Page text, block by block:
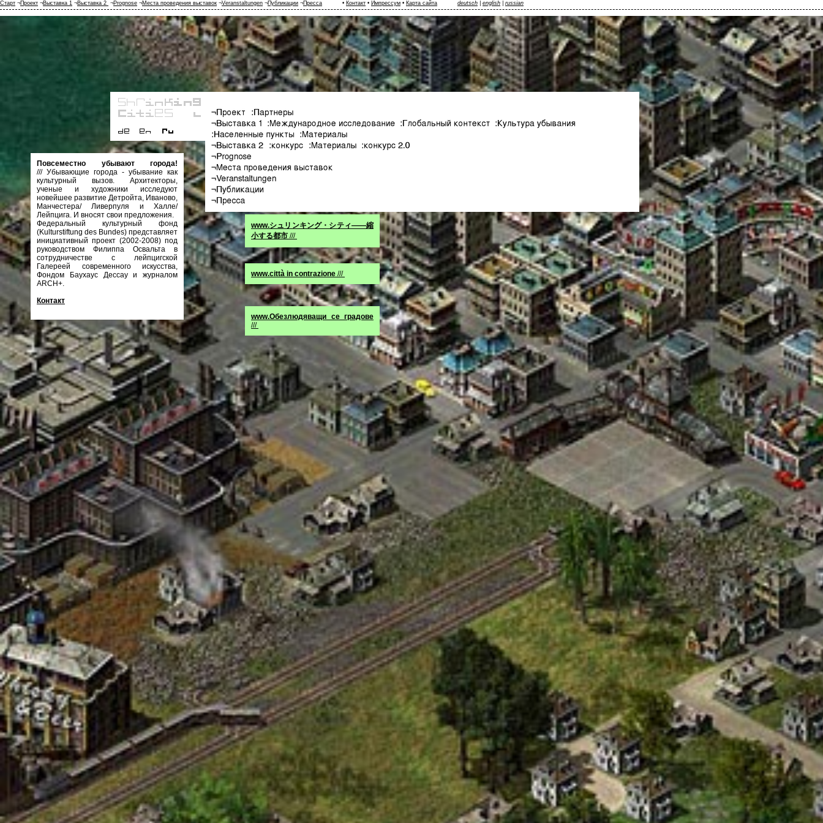
Повсеместно убывают города!
/// Убывающие города - убывание как
культурный вызов. Архитекторы,
ученые и художники исследуют
новейшее развитие Детройта, Иваново,
Манчестера/ Ливерпуля и Халле/
Лейпцига. И вносят свои предложения.
Федеральный культурный фонд
(Kulturstiftung des Bundes) представляет
инициативный проект (2002-2008) под
руководством Филиппа Освальта в
сотрудничестве с лейпцигской
Галереей современного искусства,
Фондом Баухаус Дессау и журналом
ARCH+.
Контакт
www.シュリンキング・シティ――縮
小する都市 ///
www.città in contrazione ///
www.Обезлюдяващи се градове
///
Старт ¬Проект ¬Выставка 1 ¬Выставка 2 ¬Prognose ¬Места проведения выставок ¬Veranstaltungen ¬Публикации ¬Пресса • Контакт • Импрессум • Карта сайта deutsch english russian